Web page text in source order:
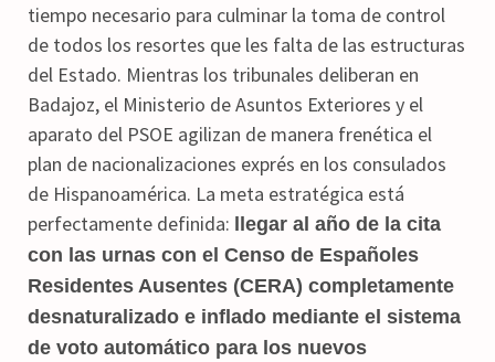
tiempo necesario para culminar la toma de control
de todos los resortes que les falta de las estructuras
del Estado. Mientras los tribunales deliberan en
Badajoz, el Ministerio de Asuntos Exteriores y el
aparato del PSOE agilizan de manera frenética el
plan de nacionalizaciones exprés en los consulados
de Hispanoamérica. La meta estratégica está
perfectamente definida: llegar al año de la cita
con las urnas con el Censo de Españoles
Residentes Ausentes (CERA) completamente
desnaturalizado e inflado mediante el sistema
de voto automático para los nuevos